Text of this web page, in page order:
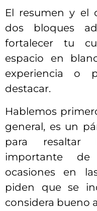
El resumen y el
dos bloques
fortalecer tu
espacio en
experiencia o
destacar.
Hablemos
general, es un
para resaltar
importante
ocasiones en
piden que se
considera bueno